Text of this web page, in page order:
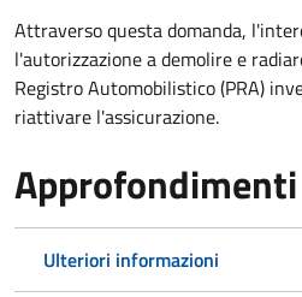
Attraverso questa domanda,
l'autorizzazione a demolire e
Registro Automobilistico (PRA)
riattivare l'assicurazione.
Approfondimenti
Ulteriori informazioni